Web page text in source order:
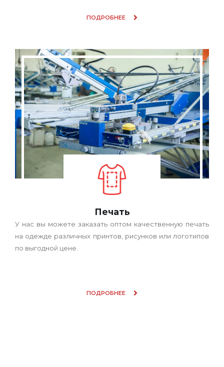
ПОДРОБНЕЕ
Печать
У нас вы можете заказать оптом качественную печать
на одежде различных принтов, рисунков или логотипов
по выгодной цене.
ПОДРОБНЕЕ